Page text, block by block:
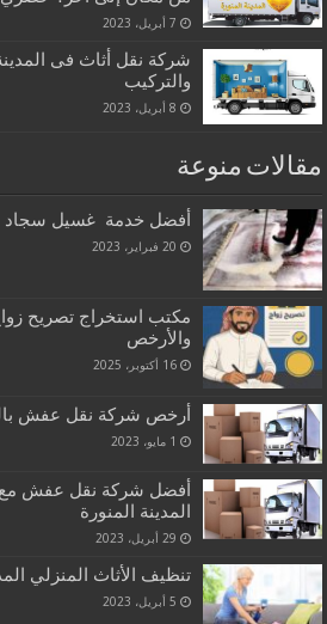
7 أبريل، 2023
شركة نقل أثاث فى
والتركيب
8 أبريل، 2023
مقالات منوعة
أفضل خدمة غسيل سجاد
20 فبراير، 2023
مكتب استخراج تصريح
والأرخص
16 أكتوبر، 2025
أرخص شركة نقل عفش
1 مايو، 2023
أفضل شركة نقل عفش مع
المدينة المنورة
29 أبريل، 2023
تنظيف الأثاث المنزلي
5 أبريل، 2023